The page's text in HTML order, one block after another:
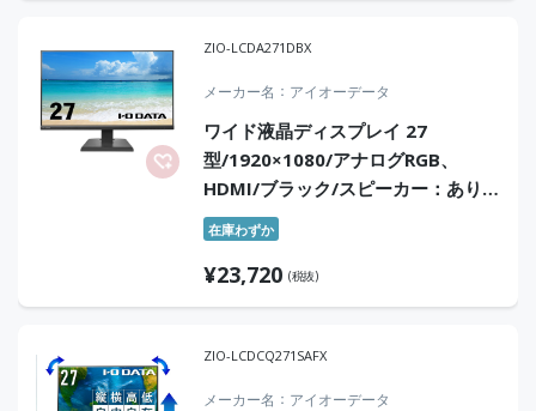
ZIO-LCDA271DBX
メーカー名 アイオーデータ
ワイド液晶ディスプレイ 27
型/1920×1080/アナログRGB、
HDMI/ブラック/スピーカー：あり/
よりサステナブルなディスプレイへ/
「5年保証」「無輝点保証」3辺フレ
ームレス
在庫わずか
¥23,720 (税抜)
ZIO-LCDCQ271SAFX
メーカー名 アイオーデータ